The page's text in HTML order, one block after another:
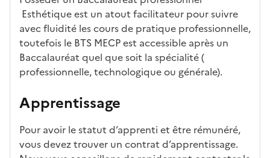
Esthétique est un atout facilitateur pour suivre
avec fluidité les cours de pratique professionnelle,
toutefois le BTS MECP est accessible après un
Baccalauréat quel que soit la spécialité (
professionnelle, technologique ou générale).
Apprentissage
Pour avoir le statut d’apprenti et être rémunéré,
vous devez trouver un contrat d’apprentissage.